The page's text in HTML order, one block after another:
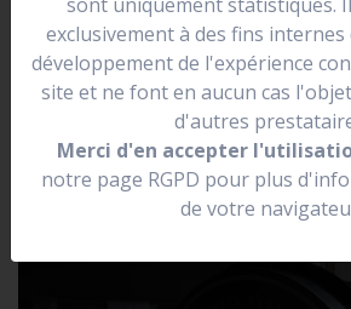
se situer dans une rue.
Elle peut être lumineuse, non
forme de votre logo.
exclusivement à des fins internes
développement de l'expérience
site et ne font en aucun cas
d'autres
Merci d'en accepter
notre page RGPD pour plus
de votre